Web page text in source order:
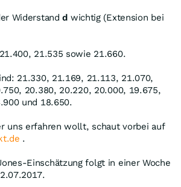
Widerstandd wichtig (Extension bei
21.535 sowie 21.660.
21.330, 21.169, 21.113, 21.070,
20.380, 20.220, 20.000, 19.675,
und 18.650.
uns erfahren wollt, schaut vorbei auf
.
Einschätzung folgt in einer Woche